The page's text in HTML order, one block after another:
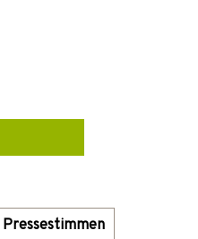
Pressestimmen